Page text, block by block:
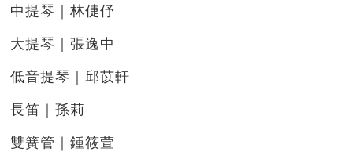
中提琴｜林倢伃
大提琴｜張逸中
低音提琴｜邱苡軒
長笛｜孫莉
雙簧管｜鍾筱萱